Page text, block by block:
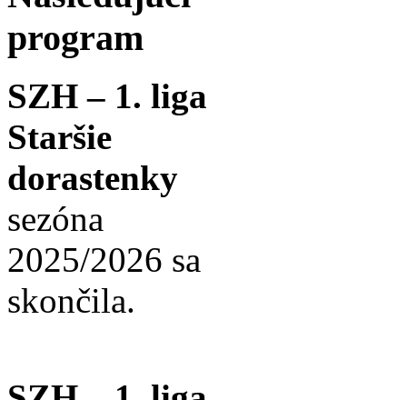
program
SZH – 1. liga
Staršie
dorastenky
sezóna
2025/2026 sa
skončila.